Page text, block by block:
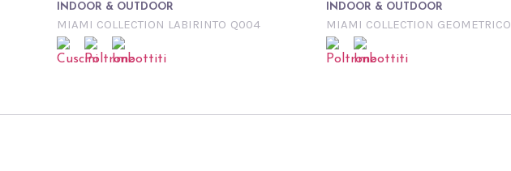
INDOOR & OUTDOOR
MIAMI COLLECTION LABIRINTO Q004
INDOOR & OUTDOOR
MIAMI COLLECTION GEOMETRICO